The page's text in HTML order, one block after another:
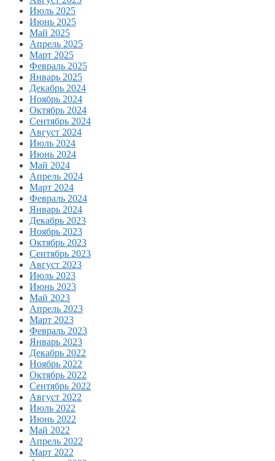
Июль 2025
Июнь 2025
Май 2025
Апрель 2025
Март 2025
Февраль 2025
Январь 2025
Декабрь 2024
Ноябрь 2024
Октябрь 2024
Сентябрь 2024
Август 2024
Июль 2024
Июнь 2024
Май 2024
Апрель 2024
Март 2024
Февраль 2024
Январь 2024
Декабрь 2023
Ноябрь 2023
Октябрь 2023
Сентябрь 2023
Август 2023
Июль 2023
Июнь 2023
Май 2023
Апрель 2023
Март 2023
Февраль 2023
Январь 2023
Декабрь 2022
Ноябрь 2022
Октябрь 2022
Сентябрь 2022
Август 2022
Июль 2022
Июнь 2022
Май 2022
Апрель 2022
Март 2022